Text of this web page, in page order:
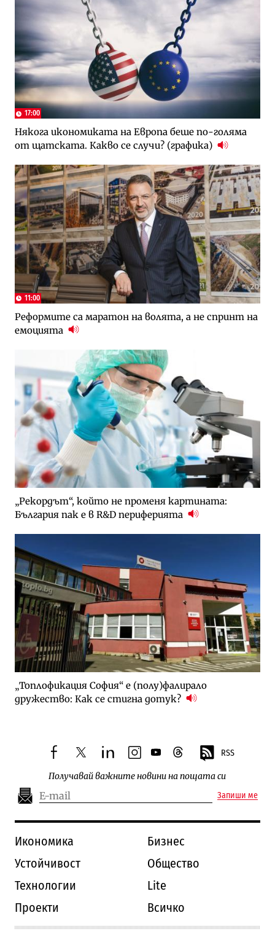
17:00
Някога икономиката на Европа беше по-голяма
от щатската. Какво се случи? (графика)
11:00
Реформите са маратон на волята, а не спринт на
емоцията
„Рекордът“, който не променя картината:
България пак е в R&D периферията
„Топлофикация София“ e (полу)фалирало
дружество: Как се стигна дотук?
facebooktwitterlinkedininstagram
youtubethreads RSS
Получавай важните новини на пощата си
Запиши ме
Икономика
Бизнес
Устойчивост
Общество
Технологии
Lite
Проекти
Всичко